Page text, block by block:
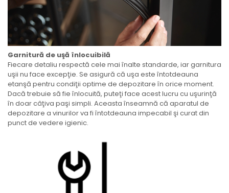
Garnitură de uşă înlocuibilă
Fiecare detaliu respectă cele mai înalte standarde, iar garnitura
uşii nu face excepţie. Se asigură că uşa este întotdeauna
etanşă pentru condiţii optime de depozitare în orice moment.
Dacă trebuie să fie înlocuită, puteţi face acest lucru cu uşurinţă
în doar câţiva paşi simpli. Aceasta înseamnă că aparatul de
depozitare a vinurilor va fi întotdeauna impecabil şi curat din
punct de vedere igienic.